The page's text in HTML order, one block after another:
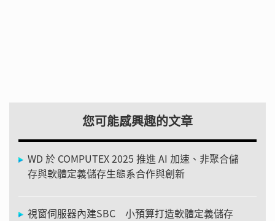
您可能感興趣的文章
WD 於 COMPUTEX 2025 推進 AI 加速、非聚合儲
存與軟體定義儲存生態系合作與創新
視窗伺服器內建SBC 小預算打造軟體定義儲存